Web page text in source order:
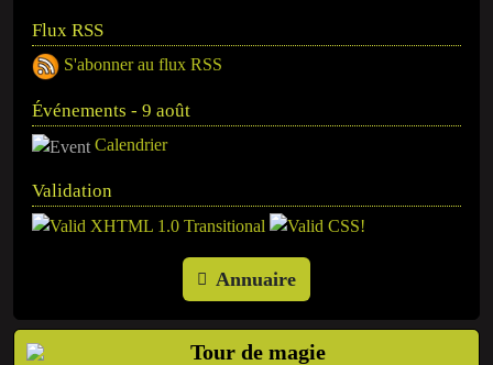
Flux RSS
S'abonner au flux RSS
Événements - 9 août
Calendrier
Validation
Annuaire
Tour de magie